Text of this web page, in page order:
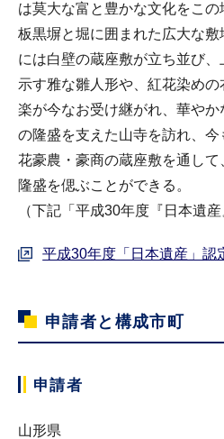
は莫大な富と豊かな文化をこ
板黒塀と堀に囲まれた広大な
には白壁の蔵座敷が立ち並び
示す雅な雛人形や、紅花染め
楽が今なお受け継がれ、華や
の隆盛を支えた山寺を訪れ、
花豪農・豪商の蔵座敷を通し
隆盛を偲ぶことができる。
（下記「平成30年度『日本遺
平成30年度「日本遺産」認
申請者と構成市町
申請者
山形県